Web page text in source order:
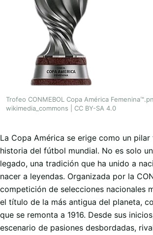
Trofeo CONMEBOL Copa América
wikimedia_commons | CC BY-SA 4.0
La Copa América se erige como un pilar
historia del fútbol mundial. No es solo
legado, una tradición que ha unido a
nacer a leyendas. Organizada por la
competición de selecciones nacionales
el título de la más antigua del planeta,
que se remonta a 1916. Desde sus
escenario de pasiones desbordadas,